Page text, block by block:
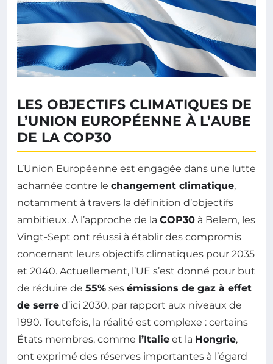
LES OBJECTIFS CLIMATIQUES DE
L’UNION EUROPÉENNE À L’AUBE
DE LA COP30
L’Union Européenne est engagée dans une lutte
acharnée contre le changement climatique,
notamment à travers la définition d’objectifs
ambitieux. À l’approche de la COP30 à Belem, les
Vingt-Sept ont réussi à établir des compromis
concernant leurs objectifs climatiques pour 2035
et 2040. Actuellement, l’UE s’est donné pour but
de réduire de 55% ses émissions de gaz à effet
de serre d’ici 2030, par rapport aux niveaux de
1990. Toutefois, la réalité est complexe : certains
États membres, comme l’Italie et la Hongrie,
ont exprimé des réserves importantes à l’égard